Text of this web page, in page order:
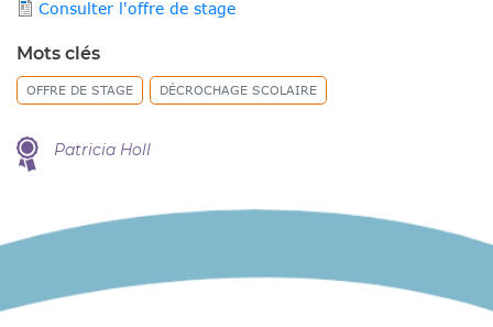
Consulter l'offre de stage
Mots clés
OFFRE DE STAGE DÉCROCHAGE SCOLAIRE
Patricia Holl